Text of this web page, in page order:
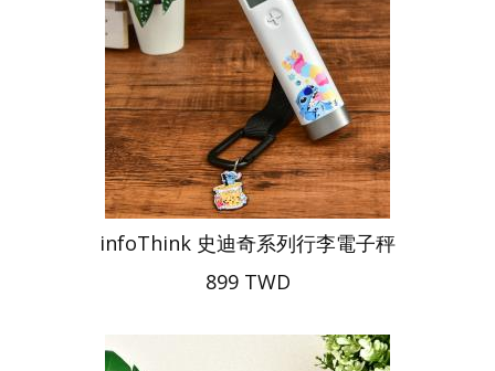
infoThink 史迪奇系列行李電子秤
899 TWD